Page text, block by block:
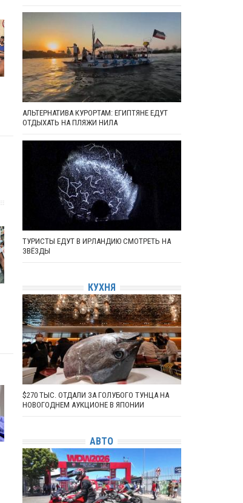
АЛЬТЕРНАТИВА КУРОРТАМ: ЕГИПТЯНЕ ЕДУТ
ОТДЫХАТЬ НА ПЛЯЖИ НИЛА
ТУРИСТЫ ЕДУТ В ИРЛАНДИЮ СМОТРЕТЬ НА
ЗВЁЗДЫ
КУХНЯ
$270 ТЫС. ОТДАЛИ ЗА ГОЛУБОГО ТУНЦА НА
НОВОГОДНЕМ АУКЦИОНЕ В ЯПОНИИ
АВТО